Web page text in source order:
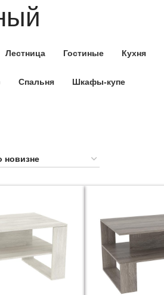
Лестница Гостиные Кухня
Спальня Шкафы-купе